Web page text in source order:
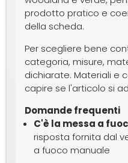
prodotto pratico e
della scheda.
Per scegliere bene
categoria, misure,
dichiarate. Materiali e
capire se l'articolo si
Domande frequenti
C'è la messa a
risposta fornita dal
a fuoco manuale